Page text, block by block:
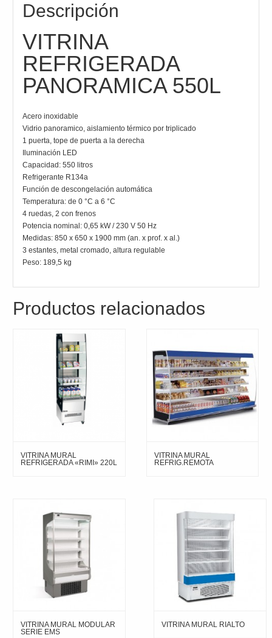
Descripción
VITRINA
REFRIGERADA
PANORAMICA 550L
Acero inoxidable
Vidrio panoramico, aislamiento térmico por triplicado
1 puerta, tope de puerta a la derecha
Iluminación LED
Capacidad: 550 litros
Refrigerante R134a
Función de descongelación automática
Temperatura: de 0 °C a 6 °C
4 ruedas, 2 con frenos
Potencia nominal: 0,65 kW / 230 V 50 Hz
Medidas: 850 x 650 x 1900 mm (an. x prof. x al.)
3 estantes, metal cromado, altura regulable
Peso: 189,5 kg
Productos relacionados
VITRINA MURAL
REFRIGERADA «RIMI» 220L
VITRINA MURAL
REFRIG.REMOTA
VITRINA MURAL MODULAR
SERIE EMS
VITRINA MURAL RIALTO